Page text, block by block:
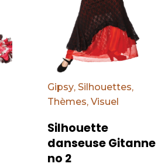
Gipsy, Silhouettes,
Thèmes, Visuel
Silhouette
danseuse Gitanne
no 2